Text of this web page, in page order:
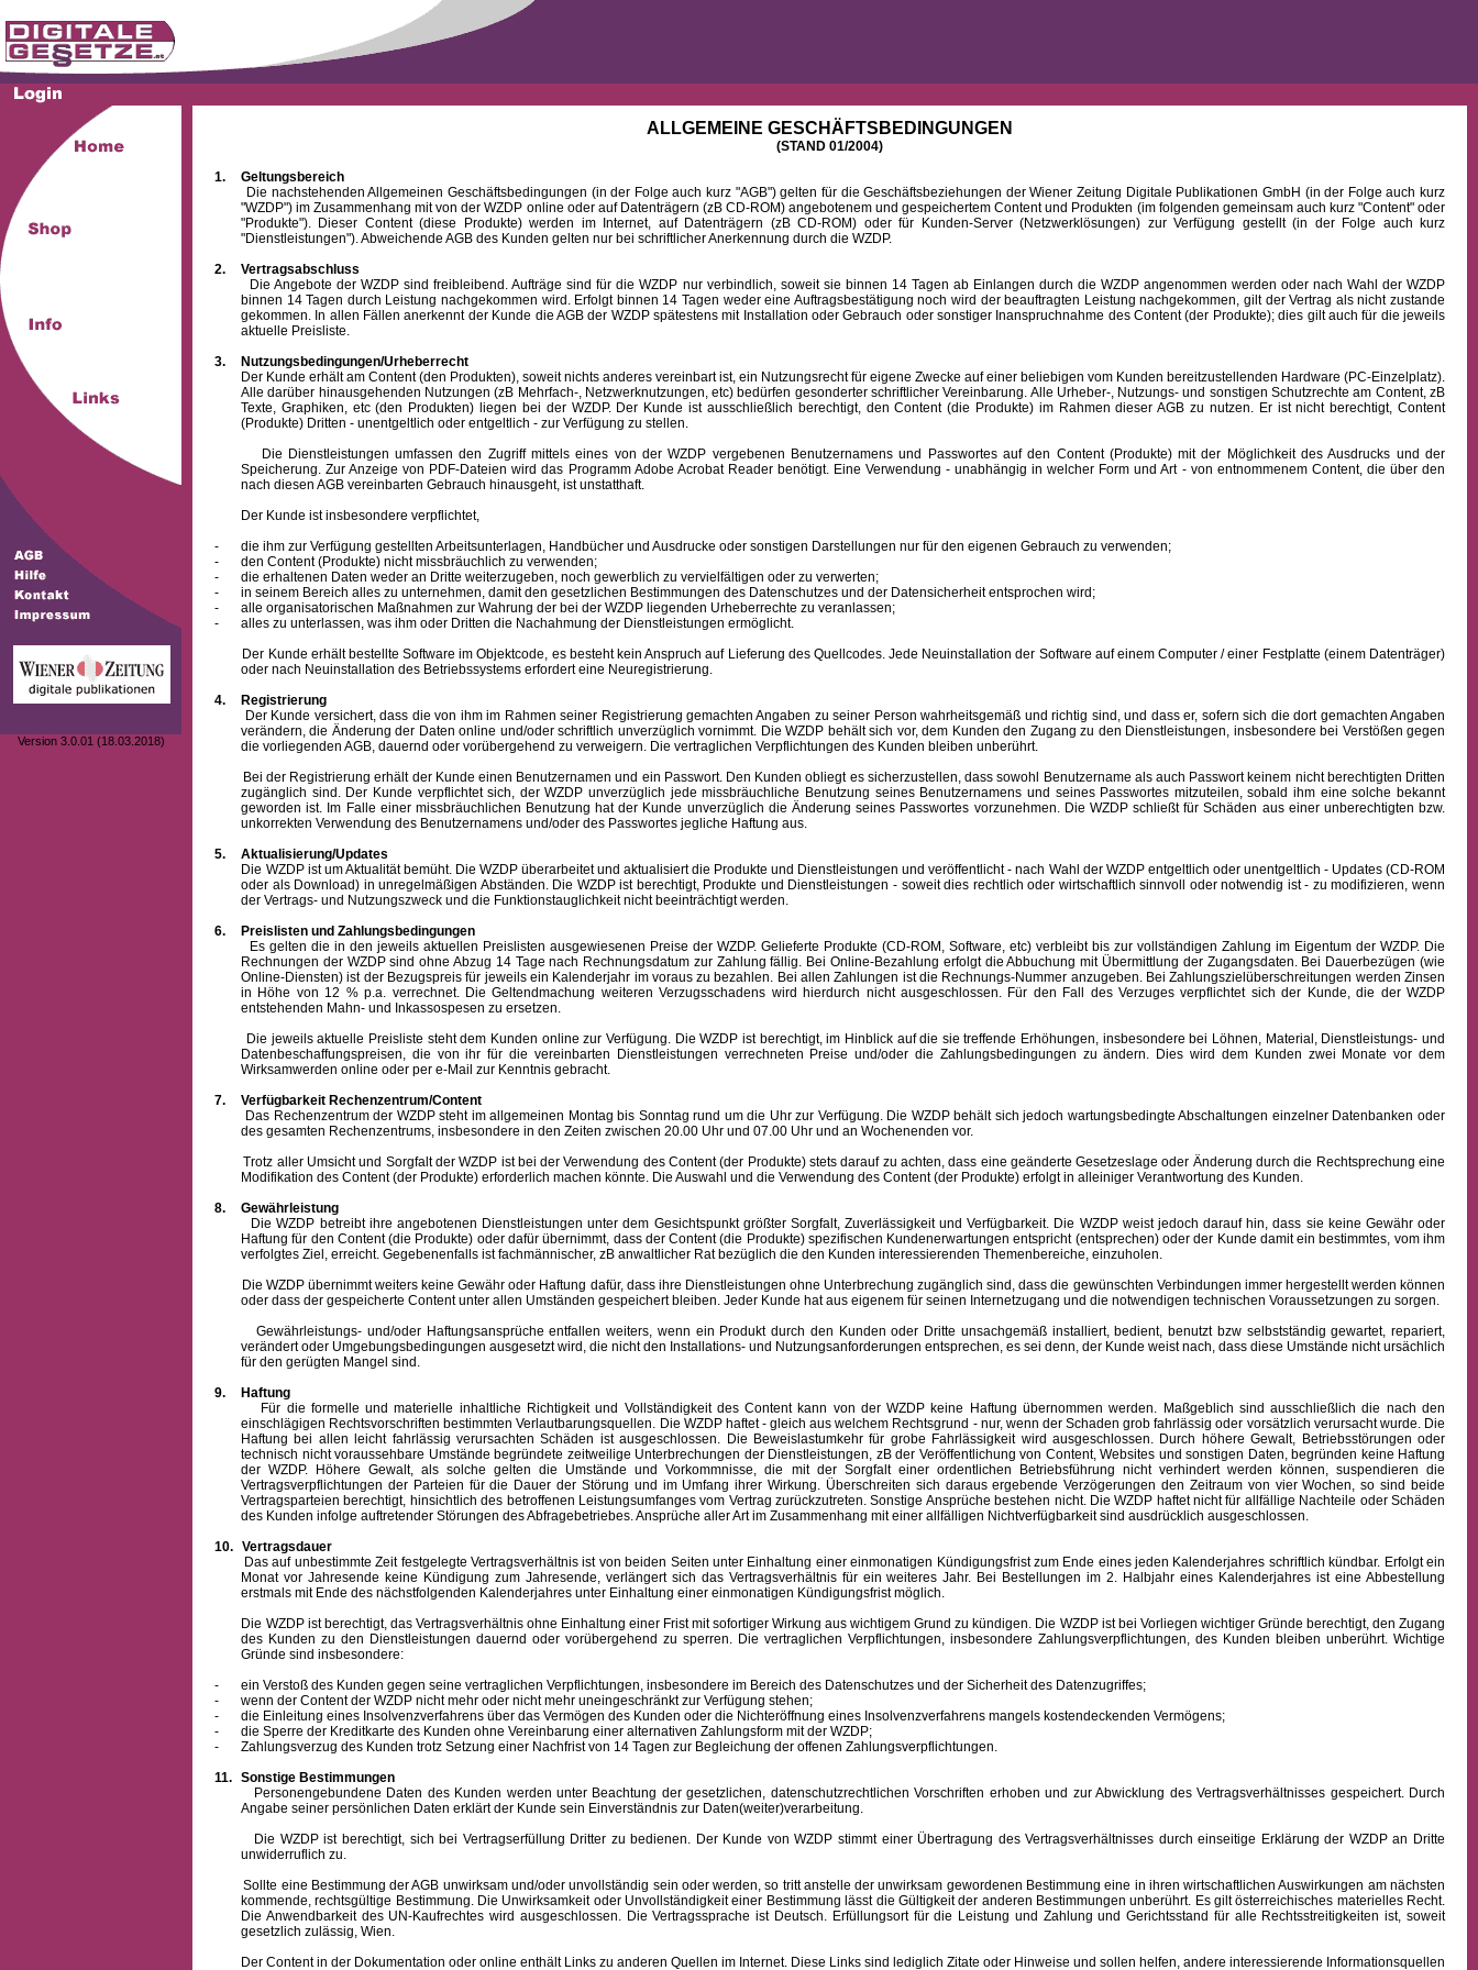
Version 3.0.01 (18.03.2018)
ALLGEMEINE GESCHÄFTSBEDINGUNGEN
(STAND 01/2004)
1.
Geltungsbereich
Die nachstehenden Allgemeinen Geschäftsbedingungen (in der Folge auch kurz "AGB") gelten für die Geschäftsbeziehungen der Wiener Zeitung Digitale Publikationen GmbH (in der Folge auch kurz
"WZDP") im Zusammenhang mit von der WZDP online oder auf Datenträgern (zB CD-ROM) angebotenem und gespeichertem Content und Produkten (im folgenden gemeinsam auch kurz "Content" oder
"Produkte"). Dieser Content (diese Produkte) werden im Internet, auf Datenträgern (zB CD-ROM) oder für Kunden-Server (Netzwerklösungen) zur Verfügung gestellt (in der Folge auch kurz
"Dienstleistungen"). Abweichende AGB des Kunden gelten nur bei schriftlicher Anerkennung durch die WZDP.
2.
Vertragsabschluss
Die Angebote der WZDP sind freibleibend. Aufträge sind für die WZDP nur verbindlich, soweit sie binnen 14 Tagen ab Einlangen durch die WZDP angenommen werden oder nach Wahl der WZDP
binnen 14 Tagen durch Leistung nachgekommen wird. Erfolgt binnen 14 Tagen weder eine Auftragsbestätigung noch wird der beauftragten Leistung nachgekommen, gilt der Vertrag als nicht zustande
gekommen. In allen Fällen anerkennt der Kunde die AGB der WZDP spätestens mit Installation oder Gebrauch oder sonstiger Inanspruchnahme des Content (der Produkte); dies gilt auch für die jeweils
aktuelle Preisliste.
3.
Nutzungsbedingungen/Urheberrecht
Der Kunde erhält am Content (den Produkten), soweit nichts anderes vereinbart ist, ein Nutzungsrecht für eigene Zwecke auf einer beliebigen vom Kunden bereitzustellenden Hardware (PC-Einzelplatz).
Alle darüber hinausgehenden Nutzungen (zB Mehrfach-, Netzwerknutzungen, etc) bedürfen gesonderter schriftlicher Vereinbarung. Alle Urheber-, Nutzungs- und sonstigen Schutzrechte am Content, zB
Texte, Graphiken, etc (den Produkten) liegen bei der WZDP. Der Kunde ist ausschließlich berechtigt, den Content (die Produkte) im Rahmen dieser AGB zu nutzen. Er ist nicht berechtigt, Content
(Produkte) Dritten - unentgeltlich oder entgeltlich - zur Verfügung zu stellen.
Die Dienstleistungen umfassen den Zugriff mittels eines von der WZDP vergebenen Benutzernamens und Passwortes auf den Content (Produkte) mit der Möglichkeit des Ausdrucks und der
Speicherung. Zur Anzeige von PDF-Dateien wird das Programm Adobe Acrobat Reader benötigt. Eine Verwendung - unabhängig in welcher Form und Art - von entnommenem Content, die über den
nach diesen AGB vereinbarten Gebrauch hinausgeht, ist unstatthaft.
Der Kunde ist insbesondere verpflichtet,
-
die ihm zur Verfügung gestellten Arbeitsunterlagen, Handbücher und Ausdrucke oder sonstigen Darstellungen nur für den eigenen Gebrauch zu verwenden;
-
den Content (Produkte) nicht missbräuchlich zu verwenden;
-
die erhaltenen Daten weder an Dritte weiterzugeben, noch gewerblich zu vervielfältigen oder zu verwerten;
-
in seinem Bereich alles zu unternehmen, damit den gesetzlichen Bestimmungen des Datenschutzes und der Datensicherheit entsprochen wird;
-
alle organisatorischen Maßnahmen zur Wahrung der bei der WZDP liegenden Urheberrechte zu veranlassen;
-
alles zu unterlassen, was ihm oder Dritten die Nachahmung der Dienstleistungen ermöglicht.
Der Kunde erhält bestellte Software im Objektcode, es besteht kein Anspruch auf Lieferung des Quellcodes. Jede Neuinstallation der Software auf einem Computer / einer Festplatte (einem Datenträger)
oder nach Neuinstallation des Betriebssystems erfordert eine Neuregistrierung.
4.
Registrierung
Der Kunde versichert, dass die von ihm im Rahmen seiner Registrierung gemachten Angaben zu seiner Person wahrheitsgemäß und richtig sind, und dass er, sofern sich die dort gemachten Angaben
verändern, die Änderung der Daten online und/oder schriftlich unverzüglich vornimmt. Die WZDP behält sich vor, dem Kunden den Zugang zu den Dienstleistungen, insbesondere bei Verstößen gegen
die vorliegenden AGB, dauernd oder vorübergehend zu verweigern. Die vertraglichen Verpflichtungen des Kunden bleiben unberührt.
Bei der Registrierung erhält der Kunde einen Benutzernamenund ein Passwort. Den Kunden obliegt es sicherzustellen, dass sowohl Benutzername als auch Passwort keinem nicht berechtigten Dritten
zugänglich sind. Der Kunde verpflichtet sich, der WZDP unverzüglich jede missbräuchliche Benutzung seines Benutzernamens und seines Passwortes mitzuteilen, sobald ihm eine solche bekannt
geworden ist. Im Falle einer missbräuchlichen Benutzung hat der Kunde unverzüglich die Änderung seines Passwortes vorzunehmen. Die WZDP schließt für Schäden aus einer unberechtigten bzw.
unkorrekten Verwendung des Benutzernamens und/oder des Passwortes jegliche Haftung aus.
5.
Aktualisierung/Updates
Die WZDP ist um Aktualität bemüht. Die WZDP überarbeitet und aktualisiert die Produkte und Dienstleistungen und veröffentlicht - nach Wahl der WZDP entgeltlich oder unentgeltlich - Updates (CD-ROM
oder als Download) in unregelmäßigen Abständen. Die WZDP ist berechtigt, Produkte und Dienstleistungen - soweit dies rechtlich oder wirtschaftlich sinnvoll oder notwendig ist - zu modifizieren, wenn
der Vertrags- und Nutzungszweck und die Funktionstauglichkeit nicht beeinträchtigt werden.
6.
Preislisten und Zahlungsbedingungen
Es gelten die in den jeweils aktuellen Preislisten ausgewiesenen Preise der WZDP. Gelieferte Produkte (CD-ROM, Software, etc) verbleibt bis zur vollständigen Zahlung im Eigentum der WZDP. Die
Rechnungen der WZDP sind ohne Abzug 14 Tage nach Rechnungsdatum zur Zahlung fällig. Bei Online-Bezahlung erfolgt die Abbuchung mit Übermittlung der Zugangsdaten. Bei Dauerbezügen (wie
Online-Diensten) ist der Bezugspreis für jeweils ein Kalenderjahr im voraus zu bezahlen. Bei allen Zahlungen ist die Rechnungs-Nummer anzugeben. Bei Zahlungszielüberschreitungen werden Zinsen
in Höhe von 12 % p.a. verrechnet. Die Geltendmachung weiteren Verzugsschadens wird hierdurch nicht ausgeschlossen. Für den Fall des Verzuges verpflichtet sich der Kunde, die der WZDP
entstehenden Mahn- und Inkassospesen zu ersetzen.
Die jeweils aktuelle Preisliste steht dem Kunden online zur Verfügung. Die WZDP ist berechtigt, im Hinblick auf die sie treffende Erhöhungen, insbesondere bei Löhnen, Material, Dienstleistungs- und
Datenbeschaffungspreisen, die von ihr für die vereinbarten Dienstleistungen verrechneten Preise und/oder die Zahlungsbedingungen zu ändern. Dies wird dem Kunden zwei Monate vor dem
Wirksamwerden online oder per e-Mail zur Kenntnis gebracht.
7.
Verfügbarkeit Rechenzentrum/Content
Das Rechenzentrum der WZDP steht im allgemeinen Montag bis Sonntag rund um die Uhr zur Verfügung. Die WZDP behält sich jedoch wartungsbedingte Abschaltungen einzelner Datenbanken oder
des gesamten Rechenzentrums, insbesondere in den Zeiten zwischen 20.00 Uhr und 07.00 Uhr und an Wochenenden vor.
Trotz aller Umsicht und Sorgfalt der WZDP ist bei der Verwendung des Content (der Produkte) stets darauf zu achten, dass eine geänderte Gesetzeslage oder Änderung durch die Rechtsprechung eine
Modifikation des Content (der Produkte) erforderlich machen könnte. Die Auswahl und die Verwendung des Content (der Produkte) erfolgt in alleiniger Verantwortung des Kunden.
8.
Gewährleistung
Die WZDP betreibt ihre angebotenen Dienstleistungen unter dem Gesichtspunkt größter Sorgfalt, Zuverlässigkeit und Verfügbarkeit. Die WZDP weist jedoch darauf hin, dass sie keine Gewähr oder
Haftung für den Content (die Produkte) oder dafür übernimmt, dass der Content (die Produkte) spezifischen Kundenerwartungen entspricht (entsprechen) oder der Kunde damit ein bestimmtes, vom ihm
verfolgtes Ziel, erreicht. Gegebenenfalls ist fachmännischer, zB anwaltlicher Rat bezüglich die den Kunden interessierenden Themenbereiche, einzuholen.
Die WZDP übernimmt weiters keine Gewähr oder Haftung dafür, dass ihre Dienstleistungen ohne Unterbrechung zugänglich sind, dass die gewünschten Verbindungen immer hergestellt werden können
oder dass der gespeicherte Content unter allen Umständen gespeichert bleiben. Jeder Kunde hat aus eigenem für seinen Internetzugang und die notwendigen technischen Voraussetzungen zu sorgen.
Gewährleistungs- und/oder Haftungsansprüche entfallen weiters, wenn ein Produkt durch den Kunden oder Dritte unsachgemäß installiert, bedient, benutzt bzw selbstständig gewartet, repariert,
verändert oder Umgebungsbedingungen ausgesetzt wird, die nicht den Installations- und Nutzungsanforderungen entsprechen, es sei denn, der Kunde weist nach, dass diese Umstände nicht ursächlich
für den gerügten Mangel sind.
9.
Haftung
Für die formelle und materielle inhaltliche Richtigkeit und Vollständigkeit des Content kann von der WZDP keine Haftung übernommen werden. Maßgeblich sind ausschließlich die nach den
einschlägigen Rechtsvorschriften bestimmten Verlautbarungsquellen. Die WZDP haftet - gleich aus welchem Rechtsgrund - nur, wenn der Schaden grob fahrlässig oder vorsätzlich verursacht wurde. Die
Haftung bei allen leicht fahrlässig verursachten Schäden ist ausgeschlossen. Die Beweislastumkehr für grobe Fahrlässigkeit wird ausgeschlossen. Durch höhere Gewalt, Betriebsstörungen oder
technisch nicht voraussehbare Umstände begründete zeitweilige Unterbrechungen der Dienstleistungen, zB der Veröffentlichung von Content, Websites und sonstigen Daten, begründen keine Haftung
der WZDP. Höhere Gewalt, als solche gelten die Umstände und Vorkommnisse, die mit der Sorgfalt einer ordentlichen Betriebsführung nicht verhindert werden können, suspendieren die
Vertragsverpflichtungen der Parteien für die Dauer der Störung und im Umfang ihrer Wirkung. Überschreiten sich daraus ergebende Verzögerungen den Zeitraum von vier Wochen, so sind beide
Vertragsparteien berechtigt, hinsichtlich des betroffenen Leistungsumfanges vom Vertrag zurückzutreten. Sonstige Ansprüche bestehen nicht. Die WZDP haftet nicht für allfällige Nachteile oder Schäden
des Kunden infolge auftretender Störungen des Abfragebetriebes. Ansprüche aller Art im Zusammenhang mit einer allfälligen Nichtverfügbarkeit sind ausdrücklich ausgeschlossen.
10. Vertragsdauer
Das auf unbestimmte Zeit festgelegte Vertragsverhältnis ist von beiden Seiten unter Einhaltung einer einmonatigen Kündigungsfrist zum Ende eines jeden Kalenderjahres schriftlich kündbar. Erfolgt ein
Monat vor Jahresende keine Kündigung zum Jahresende, verlängert sich das Vertragsverhältnis für ein weiteres Jahr. Bei Bestellungen im 2. Halbjahr eines Kalenderjahres ist eine Abbestellung
erstmals mit Ende des nächstfolgenden Kalenderjahres unter Einhaltung einer einmonatigen Kündigungsfrist möglich.
Die WZDP ist berechtigt, das Vertragsverhältnis ohne Einhaltung einer Frist mit sofortiger Wirkung aus wichtigem Grund zu kündigen. Die WZDP ist bei Vorliegen wichtiger Gründe berechtigt, den Zugang
des Kunden zu den Dienstleistungen dauernd oder vorübergehend zu sperren. Die vertraglichen Verpflichtungen, insbesondere Zahlungsverpflichtungen, des Kunden bleiben unberührt. Wichtige
Gründe sind insbesondere:
-
ein Verstoß des Kunden gegen seine vertraglichen Verpflichtungen, insbesondere im Bereich des Datenschutzes und der Sicherheit des Datenzugriffes;
-
wenn der Content der WZDP nicht mehr oder nicht mehr uneingeschränkt zur Verfügung stehen;
-
die Einleitung eines Insolvenzverfahrens über das Vermögen des Kunden oder die Nichteröffnung eines Insolvenzverfahrens mangels kostendeckenden Vermögens;
-
die Sperre der Kreditkarte des Kunden ohne Vereinbarung einer alternativen Zahlungsform mit der WZDP;
-
Zahlungsverzug des Kunden trotz Setzung einer Nachfrist von 14 Tagen zur Begleichung der offenen Zahlungsverpflichtungen.
11. Sonstige Bestimmungen
Personengebundene Daten des Kunden werden unter Beachtung der gesetzlichen, datenschutzrechtlichen Vorschriften erhoben und zur Abwicklung des Vertragsverhältnisses gespeichert. Durch
Angabe seiner persönlichen Daten erklärt der Kunde sein Einverständnis zur Daten(weiter)verarbeitung.
Die WZDP ist berechtigt, sich bei Vertragserfüllung Dritter zu bedienen. Der Kunde von WZDP stimmt einer Übertragung des Vertragsverhältnisses durch einseitige Erklärung der WZDP an Dritte
unwiderruflich zu.
Sollte eine Bestimmung der AGB unwirksam und/oder unvollständig sein oder werden, so tritt anstelle der unwirksam gewordenen Bestimmung eine in ihren wirtschaftlichen Auswirkungen am nächsten
kommende, rechtsgültige Bestimmung. Die Unwirksamkeit oder Unvollständigkeit einer Bestimmung lässt die Gültigkeit der anderen Bestimmungen unberührt. Es gilt österreichisches materielles Recht.
Die Anwendbarkeit des UN-Kaufrechtes wird ausgeschlossen. Die Vertragssprache ist Deutsch. Erfüllungsort für die Leistung und Zahlungund Gerichtsstand für alle Rechtsstreitigkeiten ist, soweit
gesetzlich zulässig, Wien.
Der Content in der Dokumentation oder online enthält Links zu anderen Quellen im Internet. Diese Links sind lediglich Zitate oder Hinweise und sollen helfen, andere interessierende Informationsquellen